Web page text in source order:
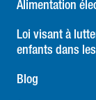
Alimentation
Loi visant à
enfants dans
Blog